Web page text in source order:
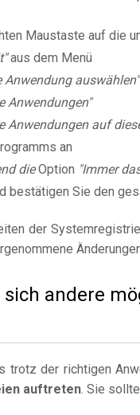
Maustaste auf die
aus dem Menü
Anwendung
Anwendungen"
Anwendungen auf
an
dieOption "Immer
bestätigen Sie den
der
andere
trotz der richtigen
auftreten. Sie